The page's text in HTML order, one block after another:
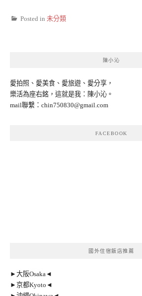
Posted in 未分類
陳小沁
愛拍照、愛美食、愛旅遊、愛分享，
樂活為座右銘，這就是我：陳小沁。
mail聯繫： chin750830@gmail.com
FACEBOOK
國外住宿飯店推薦
►大阪Osaka◄
►京都Kyoto◄